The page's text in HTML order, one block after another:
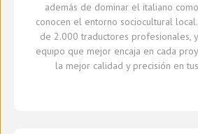
además de dominar el italiano
conocen el entorno sociocultural local.
de 2.000 traductores profesionales,
equipo que mejor encaja en cada
la mejor calidad y precisión en